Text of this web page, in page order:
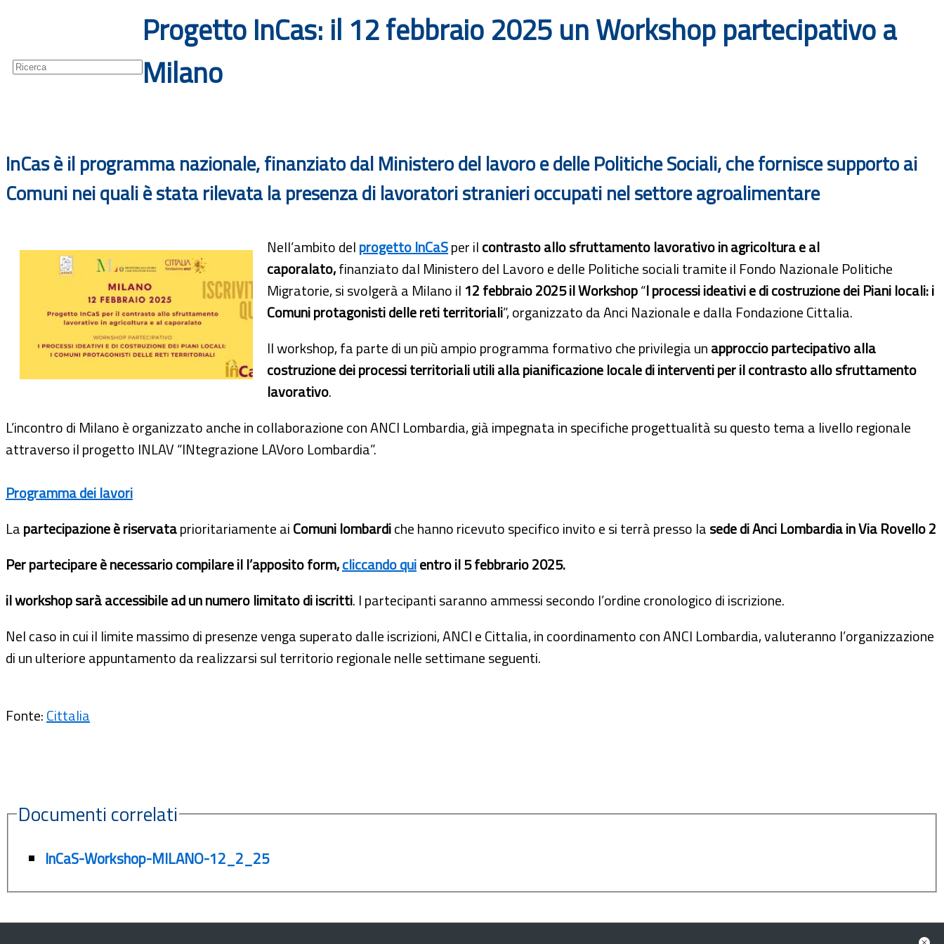
Progetto InCas: il 12 febbraio 2025 un Workshop partecipativo a
Milano
InCas è il programma nazionale, finanziato dal Ministero del lavoro e delle Politiche Sociali, che fornisce supporto ai
Comuni nei quali è stata rilevata la presenza di lavoratori stranieri occupati nel settore agroalimentare
Nell’ambito delprogetto InCaSper ilcontrasto allo sfruttamento lavorativo in agricoltura e al
caporalato,finanziato dal Ministero del Lavoro e delle Politiche sociali tramite il Fondo Nazionale Politiche
Migratorie, si svolgerà a Milano il 12 febbraio 2025 il Workshop“I processi ideativi e di costruzione dei Piani locali: i
Comuni protagonisti delle reti territoriali”, organizzato da Anci Nazionale e dalla Fondazione Cittalia.
Il workshop, fa parte di un più ampio programma formativo che privilegia unapproccio partecipativo alla
costruzione dei processi territoriali utili alla pianificazione locale di interventi per il contrasto allo sfruttamento
lavorativo.
L’incontro di Milano è organizzato anche in collaborazione con ANCI Lombardia, già impegnata in specifiche progettualità su questo tema a livello regionale
attraverso il progetto INLAV “INtegrazione LAVoro Lombardia”.
Programma dei lavori
Lapartecipazione è riservataprioritariamente aiComuni lombardiche hanno ricevuto specifico invito e si terrà presso lasede di Anci Lombardiain Via Rovello 2
Per partecipare è necessario compilare il l’apposito form,cliccando quientro il 5 febbrario 2025.
il workshop sarà accessibile ad un numero limitato di iscritti. I partecipanti saranno ammessi secondo l’ordine cronologico di iscrizione.
Nel caso in cui il limite massimo di presenze venga superato dalle iscrizioni, ANCI e Cittalia, in coordinamento con ANCI Lombardia, valuteranno l’organizzazione
di un ulteriore appuntamento da realizzarsi sul territorio regionale nelle settimane seguenti.
Fonte:Cittalia
Documenti correlati
InCaS-Workshop-MILANO-12_2_25